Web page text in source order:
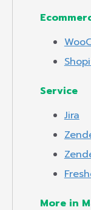
Service
Jira
More in